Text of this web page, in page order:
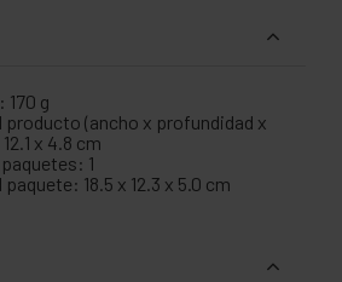
170 g
producto (ancho x profundidad x
x 4.8 cm
1
paquete: 18.5 x 12.3 x 5.0 cm